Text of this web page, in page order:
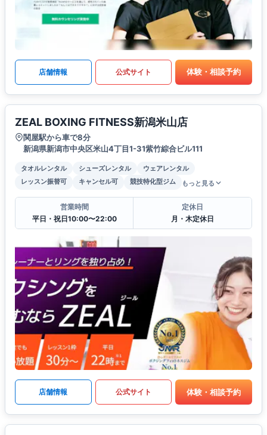
店舗情報 公式サイト 体験・相談予約
ZEAL BOXING FITNESS新潟米山店
関屋駅から車で8分
新潟県新潟市中央区米山4丁目1-31紫竹綜合ビル111
タオルレンタル シューズレンタル
ウェアレンタル
レッスン振替可
キャンセル可 競技特化型ジム もっと見る
営業時間
平日・祝日10:00〜22:00
定休日
月・木定休日
店舗情報 公式サイト 体験・相談予約